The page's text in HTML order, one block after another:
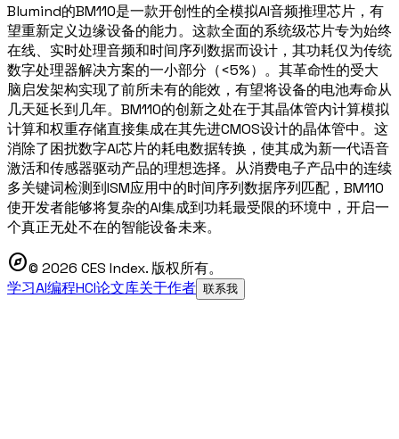
Blumind的BM110是一款开创性的全模拟AI音频推理芯片，有
望重新定义边缘设备的能力。这款全面的系统级芯片专为始终
在线、实时处理音频和时间序列数据而设计，其功耗仅为传统
数字处理器解决方案的一小部分（<5%）。其革命性的受大
脑启发架构实现了前所未有的能效，有望将设备的电池寿命从
几天延长到几年。BM110的创新之处在于其晶体管内计算模拟
计算和权重存储直接集成在其先进CMOS设计的晶体管中。这
消除了困扰数字AI芯片的耗电数据转换，使其成为新一代语音
激活和传感器驱动产品的理想选择。从消费电子产品中的连续
多关键词检测到ISM应用中的时间序列数据序列匹配，BM110
使开发者能够将复杂的AI集成到功耗最受限的环境中，开启一
个真正无处不在的智能设备未来。
explore© 2026 CES Index. 版权所有。
学习AI编程HCI论文库关于作者 联系我